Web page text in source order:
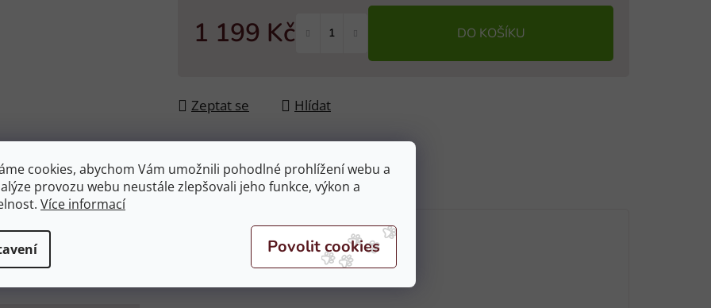
cookies, abychom Vám umožnili pohodlné prohlížení webu a
provozu webu neustále zlepšovali jeho funkce, výkon a
Více informací
1 199 Kč DO KOŠÍKU
Zeptat se Hlídat